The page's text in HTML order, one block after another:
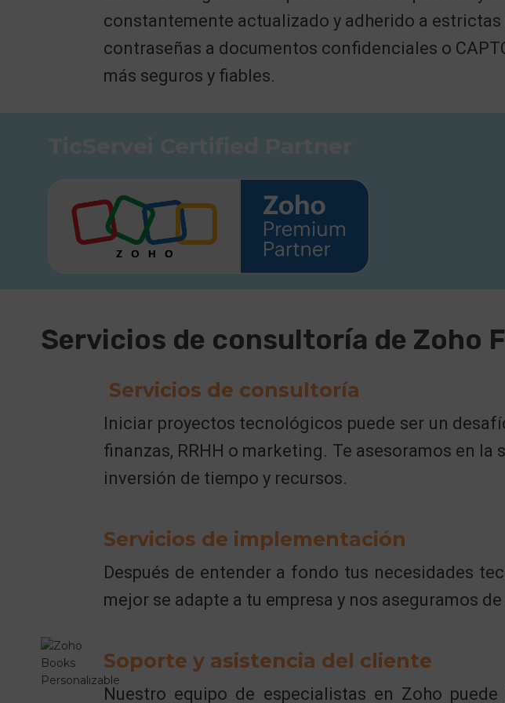
constantemente actualizado y adherido a
contraseñas a documentos confidenciales o
más seguros y fiables.
Servicios de consultoría de Zoho
Servicios de consultoría
Iniciar proyectos tecnológicos puede ser un
finanzas, RRHH o marketing. Te asesoramos en
inversión de tiempo y recursos.
Servicios de implementación
Después de entender a fondo tus necesidades
mejor se adapte a tu empresa y nos aseguramos
Soporte y asistencia del cliente
Nuestro equipo de especialistas en Zoho